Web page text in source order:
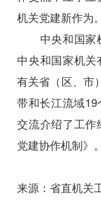
机关党建新作为
中央和国家机
中央和国家机关
有关省（区、市
带和长江流域
交流介绍了工作
党建协作机制》。
来源：省直机关